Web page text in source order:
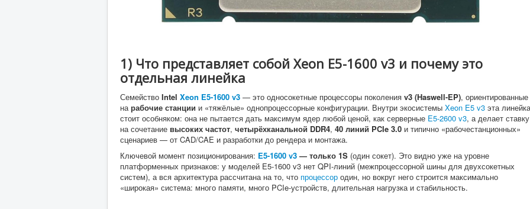
1) Что представляет собой Xeon E5-1600 v3 и почему это
отдельная линейка
Семейство Intel Xeon E5-1600 v3 — это односокетные процессоры поколения v3 (Haswell-EP), ориентированные
нарабочие станции и «тяжёлые» однопроцессорные конфигурации. Внутри экосистемы Xeon E5 v3 эта линейка
стоит особняком: она не пытается дать максимум ядер любой ценой, как серверные E5-2600 v3, а делает ставку
на сочетание высоких частот, четырёхканальной DDR4, 40 линий PCIe 3.0 и типично «рабочестанционных»
сценариев — от CAD/CAE и разработки до рендера и монтажа.
Ключевой момент позиционирования: E5-1600 v3 — только 1S (один сокет). Это видно уже на уровне
платформенных признаков: у моделей E5-1600 v3 нет QPI-линий (межпроцессорной шины для двухсокетных
систем), а вся архитектура рассчитана на то, что процессор один, но вокруг него строится максимально
«широкая» система: много памяти, много PCIe-устройств, длительная нагрузка и стабильность.